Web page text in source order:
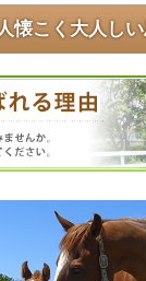
懐こく大人し